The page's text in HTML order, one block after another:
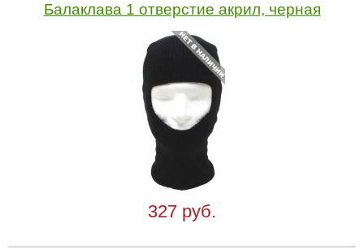
Балаклава 1 отверстие акрил, черная
327 руб.